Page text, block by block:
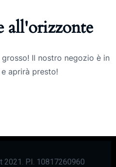
all'orizzonte
Il nostro negozio è in
aprirà presto!
2021. P.I. 10817260960